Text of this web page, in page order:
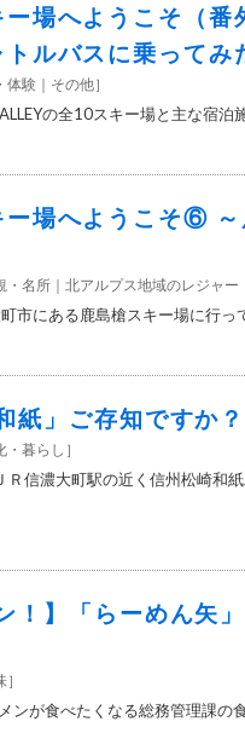
場へようこそ（番
ルバスに乗ってみ
体験 その他］
の全10スキー場と主な宿泊
場へようこそ⑥ ～
・名所 北アルプス地域のレジャー
市にある鹿島槍スキー場に行っ
紙」ご存知ですか？
・暮らし ］
信濃大町駅の近く信州松崎和
！】「らーめん矢
］
ンが食べたくなる総務管理課の